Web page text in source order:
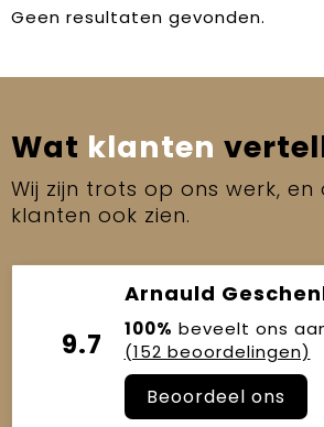
Geen resultaten gevonden.
Wat klanten
Wij zijn trots op ons werk,
klanten ook zien.
9.7
Arnauld
100% beveelt ons
(152 beoordelingen)
Beoordeel ons